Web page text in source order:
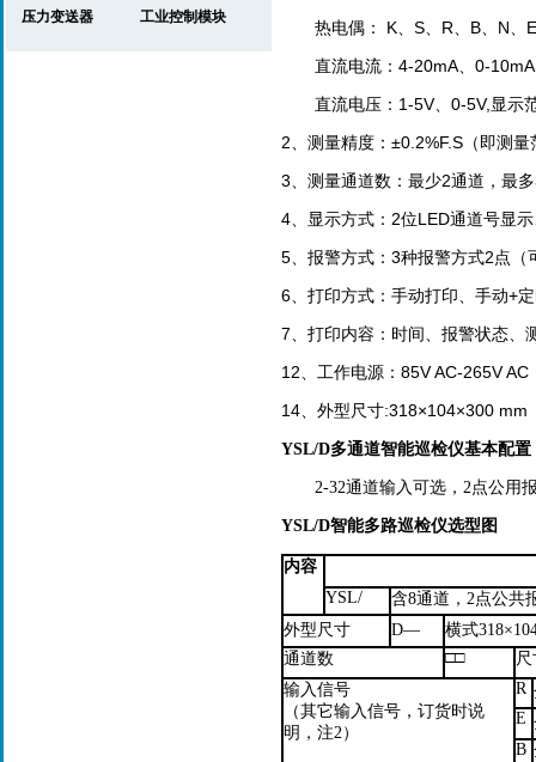
压力变送器
工业控制模块
热电偶： K、S、R、B、N、E
直流电流：4-20mA、0-10mA
直流电压：1-5V、0-5V,显示范
2、测量精度：±0.2%F.S（即测
3、测量通道数：最少2通道，最
4、显示方式：2位LED通道号显
5、报警方式：3种报警方式2点（
6、打印方式：手动打印、手动+
7、打印内容：时间、报警状态、
12、工作电源：85V AC-265V AC
14、外型尺寸:318×104×300 mm
YSL/D多通道智能巡检仪基本配置
2-32通道输入可选，2点公用报
YSL/D智能多路巡检仪选型图
内容
YSL/
含8通道，2点公共
外型尺寸
D—
横式
通道数
□□
输入信号
（其它输入信号，订货时说
明，注2）
R
E
B